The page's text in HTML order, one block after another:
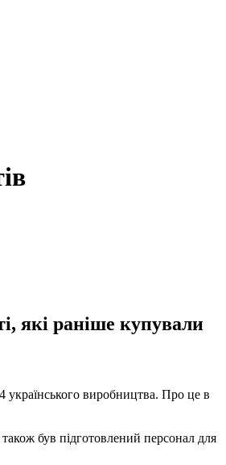
які раніше купували
українського виробництва. Про це в
також був підготовлений персонал для